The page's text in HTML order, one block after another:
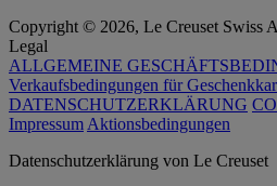
Copyright © 2026, Le Creuset Swiss
Legal
ALLGEMEINE
Verkaufsbedingungen für
DATENSCHUTZERKLÄRUNG
Impressum Aktionsbedingungen
Datenschutz­erklärung von Le Creuset